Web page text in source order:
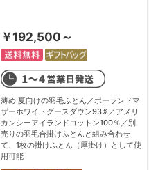
￥192,500～
薄め 夏向けの羽毛ふとん／ポーランドマ
ザーホワイトグースダウン93%／アメリ
カンシーアイランドコットン100％／別
売りの羽毛合掛けふとんと組み合わせ
て、1枚の掛けふとん（厚掛け）として使
用可能